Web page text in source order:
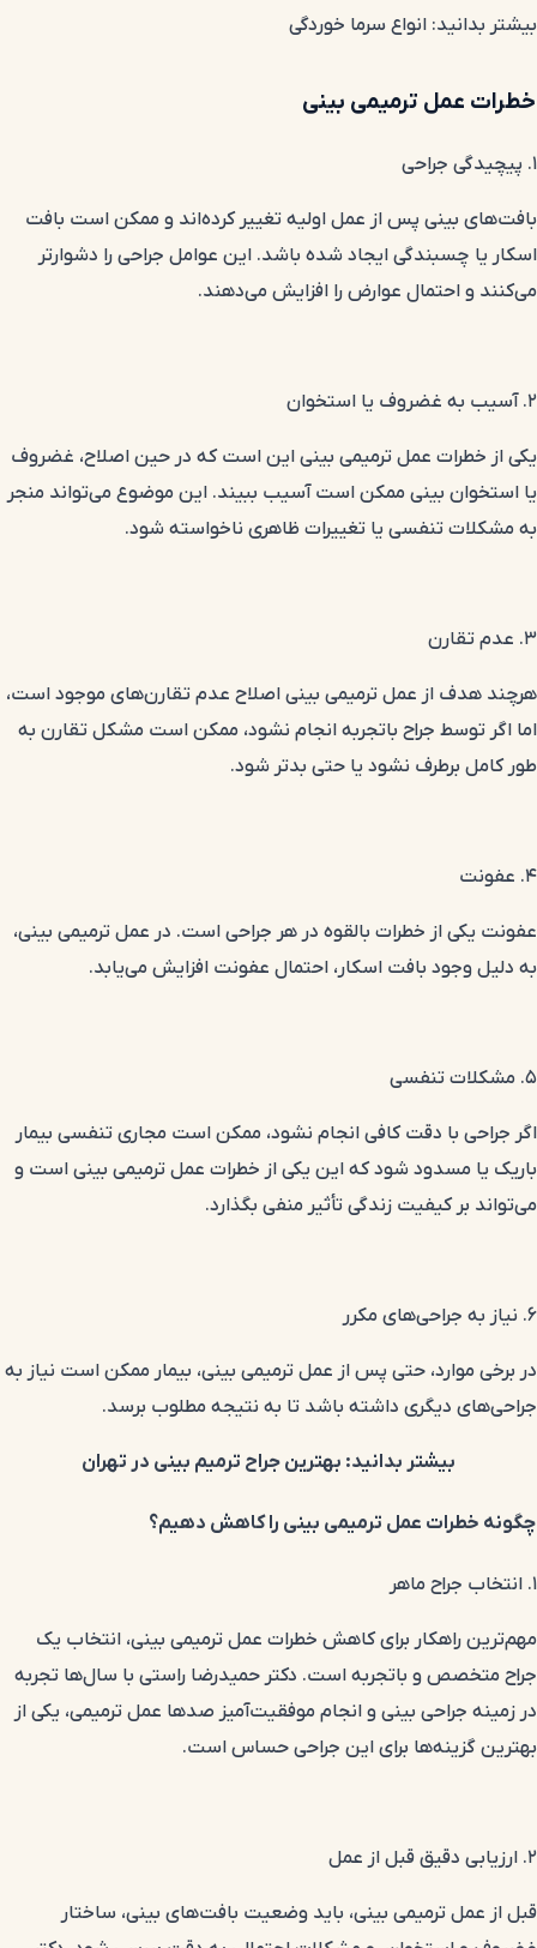
بیشتر بدانید: انواع سرما خوردگی
خطرات عمل ترمیمی بینی
۱. پیچیدگی جراحی
بافت‌های بینی پس از عمل اولیه تغییر کرده‌اند و ممکن است بافت
اسکار یا چسبندگی ایجاد شده باشد. این عوامل جراحی را دشوارتر
می‌کنند و احتمال عوارض را افزایش می‌دهند.
۲. آسیب به غضروف یا استخوان
یکی از خطرات عمل ترمیمی بینی این است که در حین اصلاح، غضروف
یا استخوان بینی ممکن است آسیب ببیند. این موضوع می‌تواند منجر
به مشکلات تنفسی یا تغییرات ظاهری ناخواسته شود.
۳. عدم تقارن
هرچند هدف از عمل ترمیمی بینی اصلاح عدم تقارن‌های موجود است،
اما اگر توسط جراح باتجربه انجام نشود، ممکن است مشکل تقارن به
طور کامل برطرف نشود یا حتی بدتر شود.
۴. عفونت
عفونت یکی از خطرات بالقوه در هر جراحی است. در عمل ترمیمی بینی،
به دلیل وجود بافت اسکار، احتمال عفونت افزایش می‌یابد.
۵. مشکلات تنفسی
اگر جراحی با دقت کافی انجام نشود، ممکن است مجاری تنفسی بیمار
باریک یا مسدود شود که این یکی از خطرات عمل ترمیمی بینی است و
می‌تواند بر کیفیت زندگی تأثیر منفی بگذارد.
۶. نیاز به جراحی‌های مکرر
در برخی موارد، حتی پس از عمل ترمیمی بینی، بیمار ممکن است نیاز به
جراحی‌های دیگری داشته باشد تا به نتیجه مطلوب برسد.
بیشتر بدانید: بهترین جراح ترمیم بینی در تهران
چگونه خطرات عمل ترمیمی بینی را کاهش دهیم؟
۱. انتخاب جراح ماهر
مهم‌ترین راهکار برای کاهش خطرات عمل ترمیمی بینی، انتخاب یک
جراح متخصص و باتجربه است. دکتر حمیدرضا راستی با سال‌ها تجربه
در زمینه جراحی بینی و انجام موفقیت‌آمیز صدها عمل ترمیمی، یکی از
بهترین گزینه‌ها برای این جراحی حساس است.
۲. ارزیابی دقیق قبل از عمل
قبل از عمل ترمیمی بینی، باید وضعیت بافت‌های بینی، ساختار